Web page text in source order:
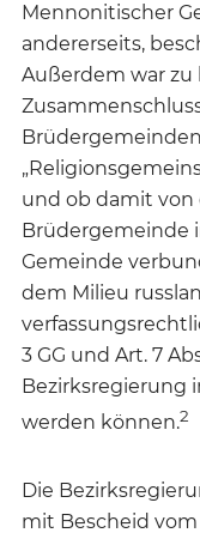
Mennonitischer
andererseits,
Außerdem war
und ob damit
Brüdergemeinde
Gemeinde
dem Milieu
3 GG und Art. 7
Bezirksregierung
werden können.2
Die
mit Bescheid vom